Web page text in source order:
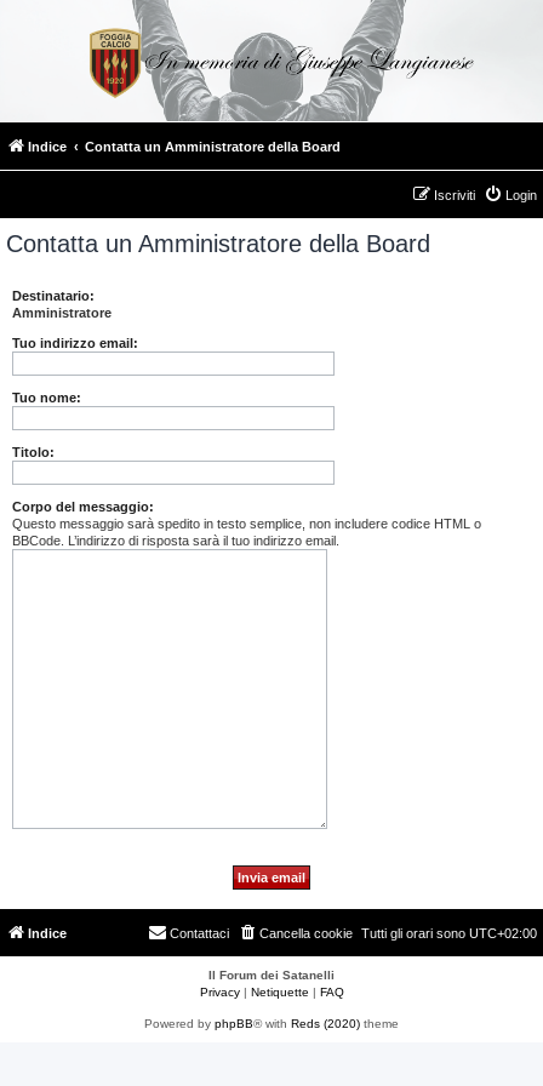
Indice Contatta un Amministratore della Board
Login
Iscriviti
Contatta un Amministratore della Board
Destinatario:
Amministratore
Tuo indirizzo email:
Tuo nome:
Titolo:
Corpo del messaggio:
Questo messaggio sarà spedito in testo semplice, non includere codice HTML o
BBCode. L’indirizzo di risposta sarà il tuo indirizzo email.
Indice Tutti gli orari sono UTC+02:00
Cancella cookie
Contattaci
Il Forum dei Satanelli
Privacy| Netiquette | FAQ
Powered by phpBB® with Reds (2020) theme